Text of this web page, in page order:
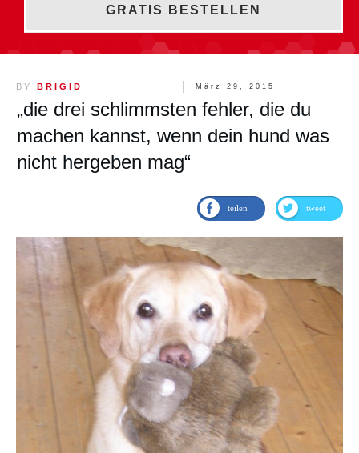
GRATIS BESTELLEN
BY BRIGID März 29, 2015
„die drei schlimmsten fehler, die du
machen kannst, wenn dein hund was
nicht hergeben mag“
teilen tweet